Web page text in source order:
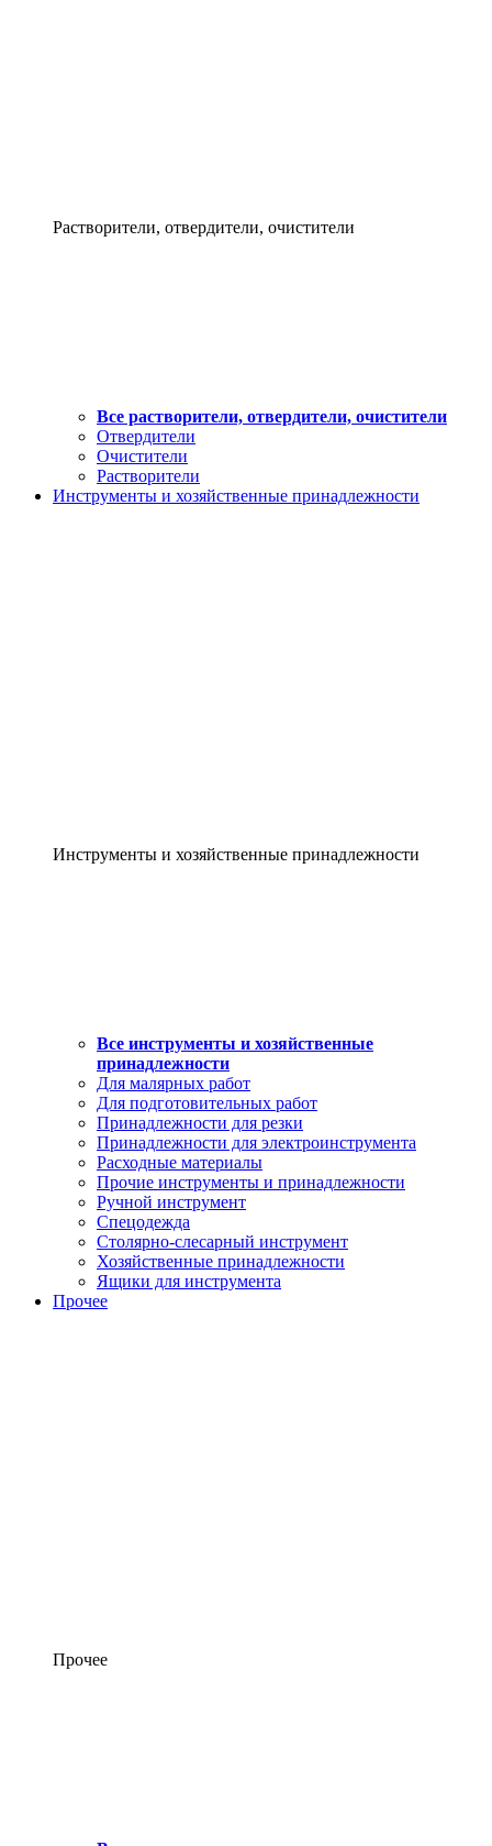
Растворители, отвердители, очистители
Все растворители, отвердители, очистители
Отвердители
Очистители
Растворители
Инструменты и хозяйственные принадлежности
Инструменты и хозяйственные принадлежности
Все инструменты и хозяйственные
принадлежности
Для малярных работ
Для подготовительных работ
Принадлежности для резки
Принадлежности для электроинструмента
Расходные материалы
Прочие инструменты и принадлежности
Ручной инструмент
Спецодежда
Столярно-слесарный инструмент
Хозяйственные принадлежности
Ящики для инструмента
Прочее
Прочее